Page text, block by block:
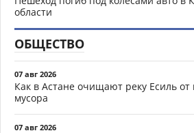
области
ОБЩЕСТВО
07 авг 2026
Как в Астане очищают реку Есиль от
мусора
07 авг 2026